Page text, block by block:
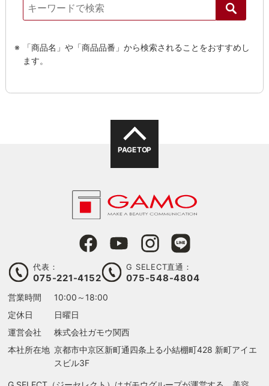
「商品名」や「商品品番」から検索されることをおすすめし
ます。
PAGE TOP
代表：
075-221-4152
G SELECT直通：
075-548-4804
営業時間
10:00～18:00
定休日
日曜日
運営会社
株式会社ガモウ関西
本社所在地 京都市中京区新町通四条上る小結棚町428 新町アイエ
スビル3F